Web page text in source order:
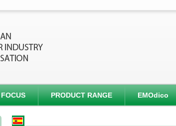
FOCUS PRODUCT RANGE EMOdico